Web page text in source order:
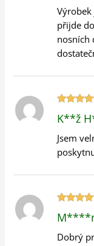
přijde
nosních
5z 5
K**ž
Jsem
5z 5
Dobrý